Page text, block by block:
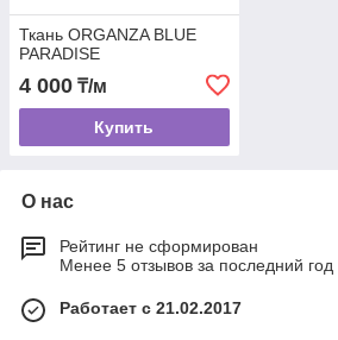
Ткань ORGANZA BLUE
PARADISE
4 000 ₸/м
Купить
О нас
Рейтинг не сформирован
Менее 5 отзывов за последний год
Работает с 21.02.2017